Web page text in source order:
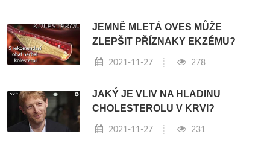
JEMNĚ MLETÁ OVES MŮŽE
ZLEPŠIT PŘÍZNAKY EKZÉMU?
2021-11-27 278
JAKÝ JE VLIV NA HLADINU
CHOLESTEROLU V KRVI?
2021-11-27 231